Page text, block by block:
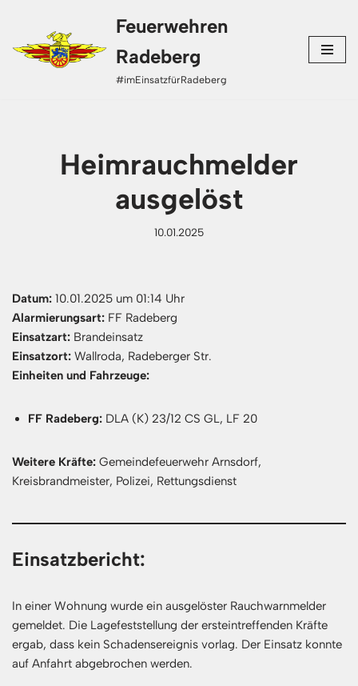
Zum
Inhalt
Feuerwehren
Radeberg
#imEinsatzfürRadeberg
Heimrauchmelder
ausgelöst
10.01.2025
Datum: 10.01.2025 um 01:14 Uhr
Alarmierungsart: FF Radeberg
Einsatzart: Brandeinsatz
Einsatzort: Wallroda, Radeberger Str.
Einheiten und Fahrzeuge:
FF Radeberg: DLA (K) 23/12 CS GL, LF 20
Weitere Kräfte: Gemeindefeuerwehr Arnsdorf,
Kreisbrandmeister, Polizei, Rettungsdienst
Einsatzbericht:
In einer Wohnung wurde ein ausgelöster Rauchwarnmelder
gemeldet. Die Lagefeststellung der ersteintreffenden Kräfte
ergab, dass kein Schadensereignis vorlag. Der Einsatz konnte
auf Anfahrt abgebrochen werden.